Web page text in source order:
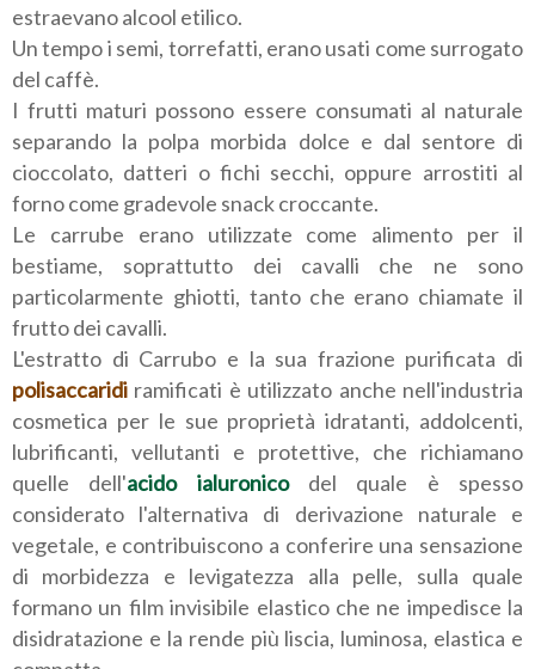
estraevano alcool etilico.
Un tempo i semi, torrefatti, erano usati come surrogato
del caffè.
I frutti maturi possono essere consumati al naturale
separando la polpa morbida dolce e dal sentore di
cioccolato, datteri o fichi secchi, oppure arrostiti al
forno come gradevole snack croccante.
Le carrube erano utilizzate come alimento per il
bestiame, soprattutto dei cavalli che ne sono
particolarmente ghiotti, tanto che erano chiamate il
frutto dei cavalli.
L'estratto di Carrubo e la sua frazione purificata di
polisaccaridi ramificati è utilizzato anche nell'industria
cosmetica per le sue proprietà idratanti, addolcenti,
lubrificanti, vellutanti e protettive, che richiamano
quelle dell'acido ialuronicodel quale è spesso
considerato l'alternativa di derivazione naturale e
vegetale, e contribuiscono a conferire una sensazione
di morbidezza e levigatezza alla pelle, sulla quale
formano un film invisibile elastico che ne impedisce la
disidratazione e la rende più liscia, luminosa, elastica e